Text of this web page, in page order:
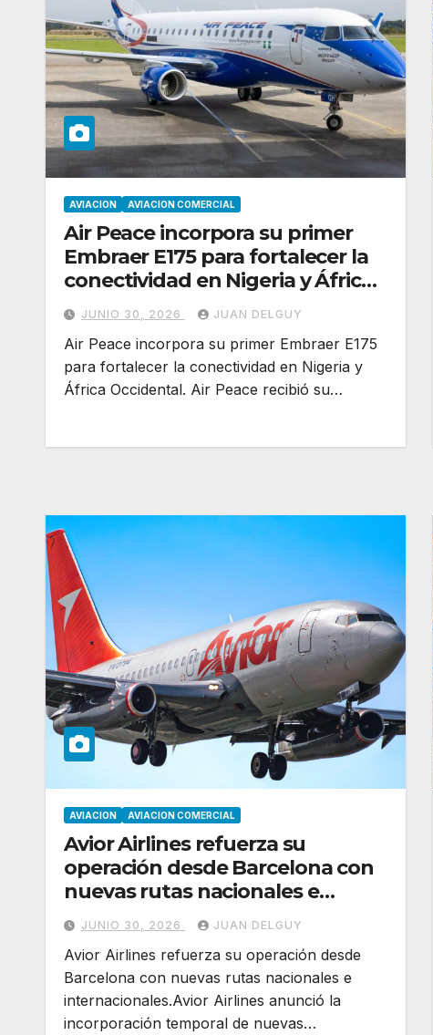
AVIACION AVIACION COMERCIAL
Air Peace incorpora su primer
Embraer E175 para fortalecer la
conectividad en Nigeria y África
Occidental
JUNIO 30, 2026 JUAN DELGUY
Air Peace incorpora su primer Embraer E175
para fortalecer la conectividad en Nigeria y
África Occidental. Air Peace recibió su…
AVIACION AVIACION COMERCIAL
Avior Airlines refuerza su
operación desde Barcelona con
nuevas rutas nacionales e
internacionales
JUNIO 30, 2026 JUAN DELGUY
Avior Airlines refuerza su operación desde
Barcelona con nuevas rutas nacionales e
internacionales.Avior Airlines anunció la
incorporación temporal de nuevas…